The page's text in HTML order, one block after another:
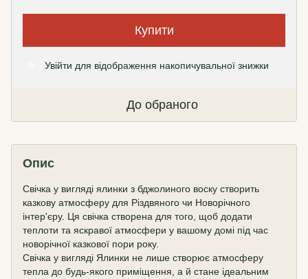
Купити
Увійти для відображення накопичувальної знижки
До обраного
Опис
Свічка у вигляді ялинки з бджолиного воску створить
казкову атмосферу для Різдвяного чи Новорічного
інтер'єру. Ця свічка створена для того, щоб додати
теплоти та яскравої атмосфери у вашому домі під час
новорічної казкової пори року.
Свічка у вигляді Ялинки не лише створює атмосферу
тепла до будь-якого приміщення, а й стане ідеальним